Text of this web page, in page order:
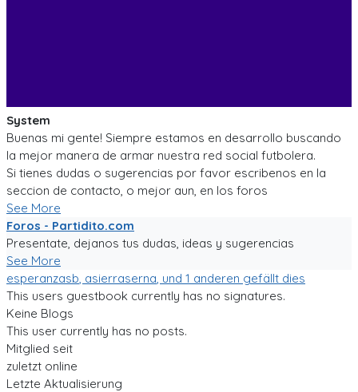
System
Buenas mi gente! Siempre estamos en desarrollo buscando
la mejor manera de armar nuestra red social futbolera.
Si tienes dudas o sugerencias por favor escribenos en la
seccion de contacto, o mejor aun, en los foros
See More
Foros - Partidito.com
Presentate, dejanos tus dudas, ideas y sugerencias
See More
esperanzasb, asierraserna, und 1 anderen gefällt dies
This users guestbook currently has no signatures.
Keine Blogs
This user currently has no posts.
Mitglied seit
zuletzt online
Letzte Aktualisierung